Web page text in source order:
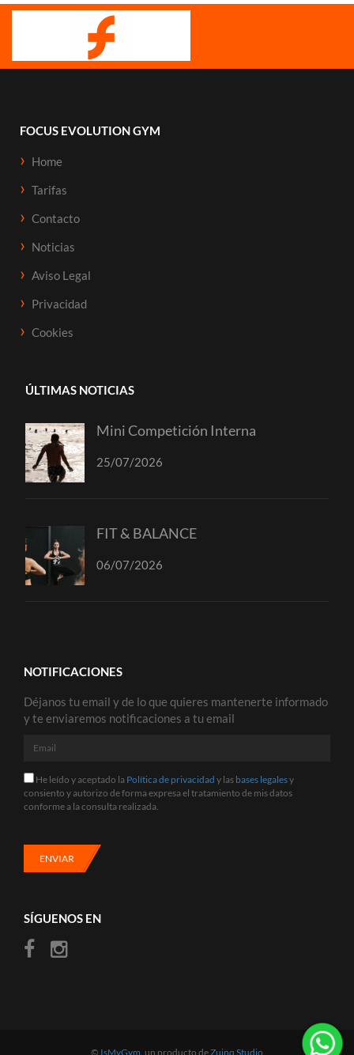
FOCUS EVOLUTION GYM
Home
Tarifas
Contacto
Noticias
Aviso Legal
Privacidad
Cookies
ÚLTIMAS NOTICIAS
Mini Competición Interna
25/07/2026
FIT & BALANCE
06/07/2026
NOTIFICACIONES
Déjanos tu email y de lo que quieres mantenerte informado
y te enviaremos notificaciones a tu email
Email
He
leído
Política
de
legales
consiento
He leído y aceptado la Política de privacidad y las bases legalesy
consiento y autorizo de forma expresa el tratamiento de mis datos
conforme a la consulta realizada.
ENVIAR
SÍGUENOS EN
© IsMyGym , un producto deZuinq Studio